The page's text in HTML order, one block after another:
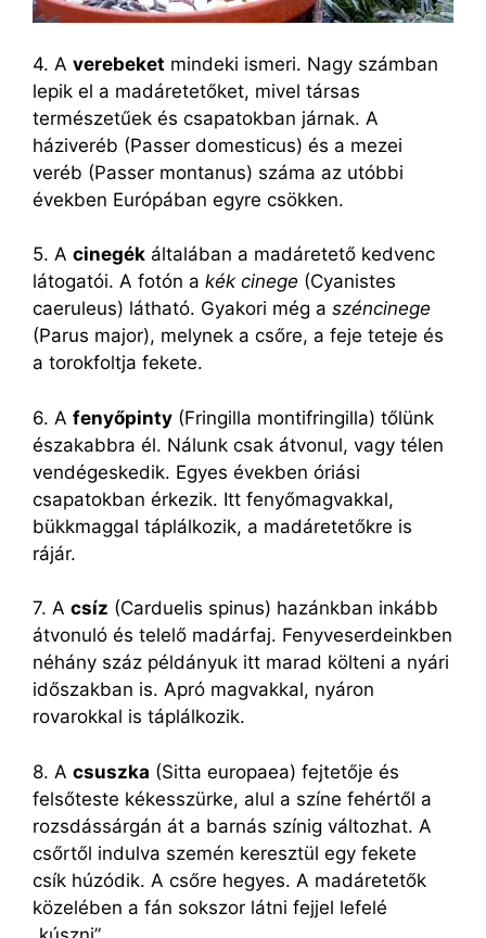
4. A verebeket mindeki ismeri. Nagy számban
lepik el a madáretetőket, mivel társas
természetűek és csapatokban járnak. A
háziveréb (Passer domesticus) és a mezei
veréb (Passer montanus) száma az utóbbi
években Európában egyre csökken.
5. A cinegék általában a madáretető kedvenc
látogatói. A fotón a kék cinege (Cyanistes
caeruleus) látható. Gyakori még a széncinege
(Parus major), melynek a csőre, a feje teteje és
a torokfoltja fekete.
6. A fenyőpinty (Fringilla montifringilla) tőlünk
északabbra él. Nálunk csak átvonul, vagy télen
vendégeskedik. Egyes években óriási
csapatokban érkezik. Itt fenyőmagvakkal,
bükkmaggal táplálkozik, a madáretetőkre is
rájár.
7. A csíz (Carduelis spinus) hazánkban inkább
átvonuló és telelő madárfaj. Fenyveserdeinkben
néhány száz példányuk itt marad költeni a nyári
időszakban is. Apró magvakkal, nyáron
rovarokkal is táplálkozik.
8. A csuszka (Sitta europaea) fejtetője és
felsőteste kékesszürke, alul a színe fehértől a
rozsdássárgán át a barnás színig változhat. A
csőrtől indulva szemén keresztül egy fekete
csík húzódik. A csőre hegyes. A madáretetők
közelében a fán sokszor látni fejjel lefelé